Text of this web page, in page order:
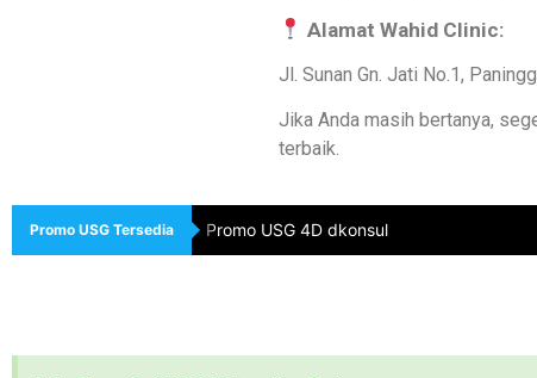
Alamat Wahid Clinic:
Jl. Sunan Gn. Jati No.1,
Jika Anda masih bertanya,
terbaik.
Promo USG Tersedia Promo USG 4D dkonsul